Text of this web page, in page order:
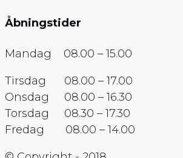
Åbningstider
Mandag 08.00 – 15.00
Tirsdag 08.00 – 17.00
Onsdag 08.00 – 16.30
Torsdag 08.30 – 17.30
Fredag 08.00 – 14.00